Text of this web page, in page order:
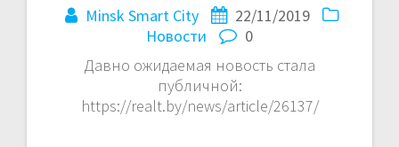
Minsk Smart City
22/11/2019
Новости
0
Давно ожидаемая новость стала
публичной:
https://realt.by/news/article/26137/